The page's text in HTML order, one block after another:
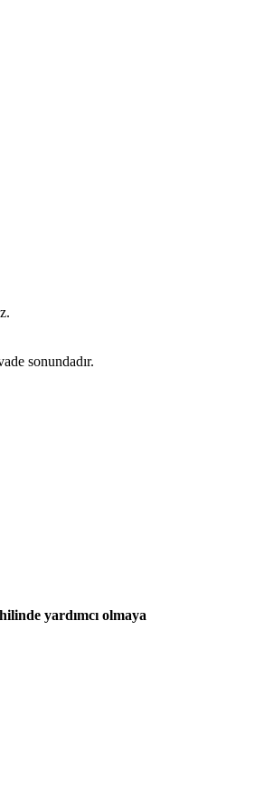
sonundadır.
yardımcı olmaya